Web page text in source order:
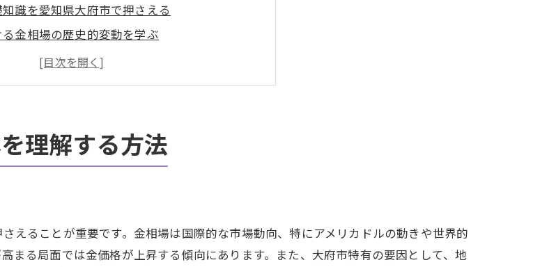
識を愛知県大府市で押さえる
金相場の歴史的変動を学ぶ
を及ぼす要素とその理解
有の金市場トレンドを把握する
での金取引に必要な情報源
が金相場に与える影響を探る
格に与える影響を解説
点から見る愛知県大府市の金市場
おける金相場への国際的要素の影響
理解する方法
えることが重要です。金相場は国際的な市場動向、特にアメリカドルの動きや世界的
まる局面では金価格が上昇する傾向にあります。また、大府市特有の要因として、地